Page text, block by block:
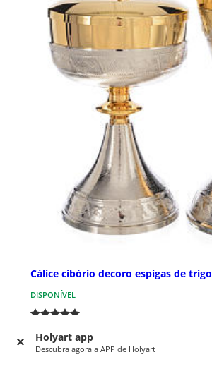
Holyart app
Descubra agora a APP de Holyart
Cálice cibório decoro espigas de trigo
DISPONÍVEL
Preço a partir de